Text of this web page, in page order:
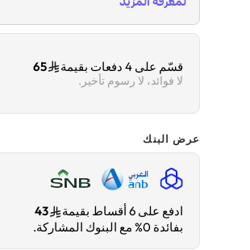
قسّم على 4 دفعات بقيمة 65
لا فوائد، لا رسوم تأخير.
عرض البنك
ادفع على 6 أقساط بقيمة
43
بفائدة 0% مع البنوك المشاركة.